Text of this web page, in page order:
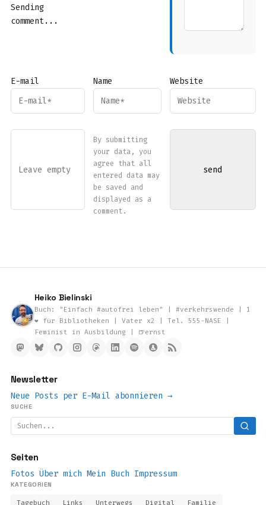
Sending
comment...
E-mail Name Website
By submitting
your data, you
agree that all
entered data may
be saved and
displayed as a
comment.
Heiko Bielinski
Buch: "Einfach #autofrei leben" | #verkehrswende | 1
❤️ für Bibliotheken | Vater x2 | Tel. 555-NASE |
Feminist in Ausbildung | 🍺ernst
Newsletter
Neue Posts per E-Mail abonnieren →
SUCHE
Seiten
Fotos Über mich Mein Buch Impressum
KATEGORIEN
Tagebuch Links Unterwegs Digital Familie